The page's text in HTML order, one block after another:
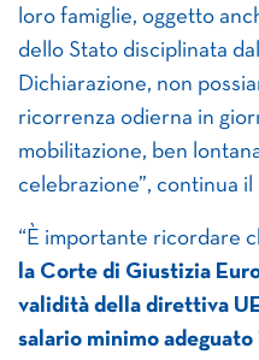
loro famiglie, oggetto
dello Stato disciplinata
Dichiarazione, non
ricorrenza odierna in
mobilitazione, ben
celebrazione”, continua
“È importante ricordare
la Corte di Giustizia
validità della direttiva
salario minimo